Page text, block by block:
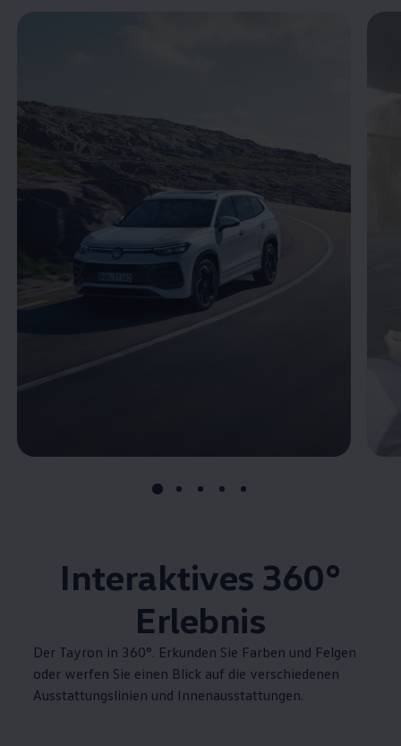
Interaktives 360°
Erlebnis
Der Tayron in 360°. Erkunden Sie Farben und Felgen
oder werfen Sie einen Blick auf die verschiedenen
Ausstattungslinien und Innenausstattungen.